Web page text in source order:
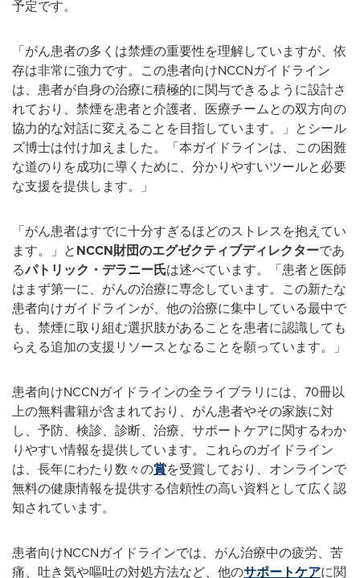
予定です。
「がん患者の多くは禁煙の重要性を理解していますが、依
存は非常に強力です。この患者向けNCCNガイドライン
は、患者が自身の治療に積極的に関与できるように設計さ
れており、禁煙を患者と介護者、医療チームとの双方向の
協力的な対話に変えることを目指しています。」とシール
ズ博士は付け加えました。「本ガイドラインは、この困難
な道のりを成功に導くために、分かりやすいツールと必要
な支援を提供します。」
「がん患者はすでに十分すぎるほどのストレスを抱えてい
ます。」とNCCN財団のエグゼクティブディレクターであ
るパトリック・デラニー氏は述べています。「患者と医師
はまず第一に、がんの治療に専念しています。この新たな
患者向けガイドラインが、他の治療に集中している最中で
も、禁煙に取り組む選択肢があることを患者に認識しても
らえる追加の支援リソースとなることを願っています。」
患者向けNCCNガイドラインの全ライブラリには、70冊以
上の無料書籍が含まれており、がん患者やその家族に対
し、予防、検診、診断、治療、サポートケアに関するわか
りやすい情報を提供しています。これらのガイドライン
は、長年にわたり数々の賞を受賞しており、オンラインで
無料の健康情報を提供する信頼性の高い資料として広く認
知されています。
患者向けNCCNガイドラインでは、がん治療中の疲労、苦
痛、吐き気や嘔吐の対処方法など、他のサポートケアに関